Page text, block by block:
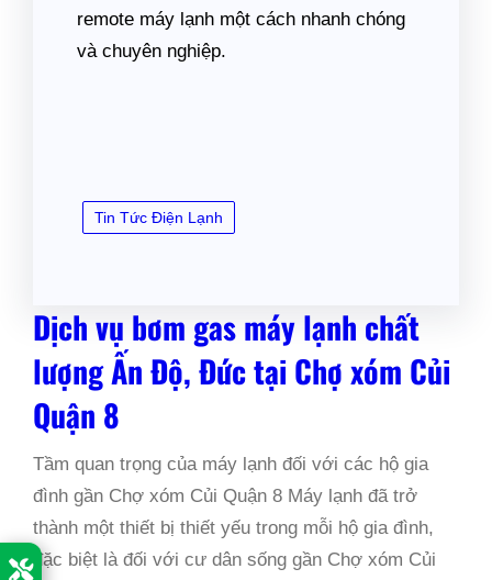
remote máy lạnh một cách nhanh chóng
và chuyên nghiệp.
Tin Tức Điện Lạnh
Dịch vụ bơm gas máy lạnh chất
lượng Ấn Độ, Đức tại Chợ xóm Củi
Quận 8
Tầm quan trọng của máy lạnh đối với các hộ gia
đình gần Chợ xóm Củi Quận 8 Máy lạnh đã trở
thành một thiết bị thiết yếu trong mỗi hộ gia đình,
đặc biệt là đối với cư dân sống gần Chợ xóm Củi